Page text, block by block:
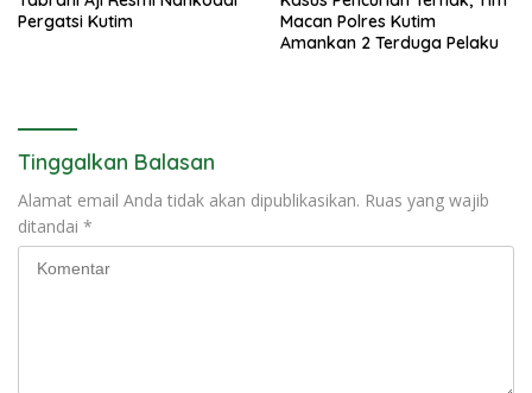
Pergatsi Kutim
Macan Polres Kutim
Amankan 2 Terduga Pelaku
Tinggalkan Balasan
Alamat email Anda tidak akan dipublikasikan. Ruas yang wajib
ditandai *